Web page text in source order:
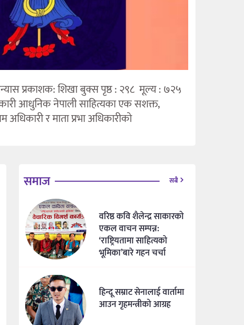
प्रकाशक: शिखा बुक्स पृष्ठ : २९८ मूल्य : ७२५
आधुनिक नेपाली साहित्यका एक सशक्त,
र माता प्रभा अधिकारीको
समाज सबै
वरिष्ठ कवि शैलेन्द्र साकारको
एकल वाचन सम्पन्न:
‘राष्ट्रियतामा साहित्यको
भूमिका’बारे गहन चर्चा
हिन्दू सम्राट सेनालाई वार्तामा
आउन गृहमन्त्रीको आग्रह